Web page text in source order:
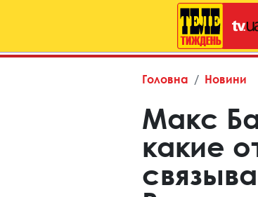
Головна Новини
Макс
какие